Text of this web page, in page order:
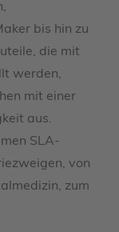
bis hin zu
die mit
werden,
mit einer
aus.
SLA-
von
zum